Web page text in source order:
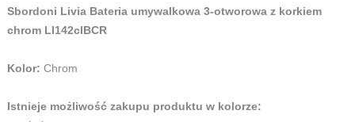
Sbordoni Livia Bateria umywalkowa 3-otworowa z korkiem
chrom LI142clBCR
Kolor: Chrom
Istnieje możliwość zakupu produktu w kolorze: